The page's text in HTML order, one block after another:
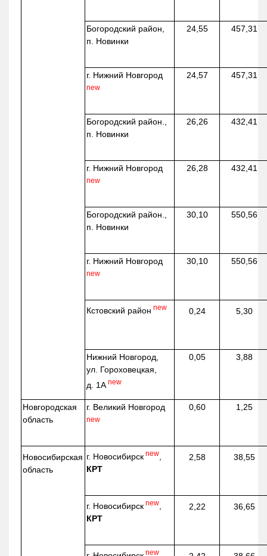
Богородский район,
п. Новинки
24,55 457,31
г. Нижний Новгород
new
24,57 457,31
Богородский район.,
п. Новинки
26,26 432,41
г. Нижний Новгород
new
26,28 432,41
Богородский район.,
п. Новинки
30,10 550,56
г. Нижний Новгород
new
30,10 550,56
Кстовский район new 0,24 5,30
Нижний Новгород,
ул. Гороховецкая,
д. 1А new
0,05 3,88
Новгородская
область
г. Великий Новгород
new
0,60 1,25
Новосибирская
область
г. Новосибирск new,
КРТ
2,58 38,55
г. Новосибирск new,
КРТ
2,22 36,65
new